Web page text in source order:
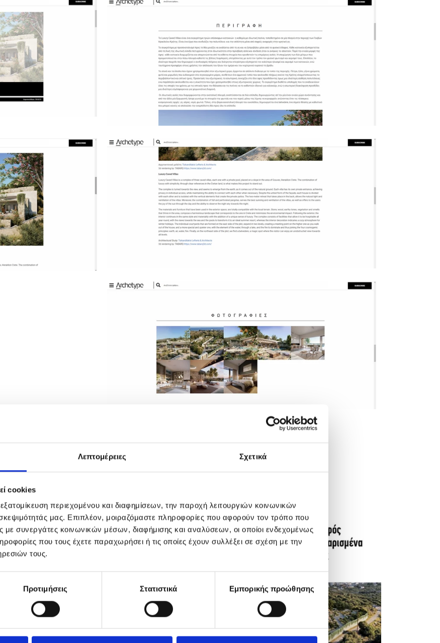
Λεπτομέρειες Σχετικά
cookies
περιεχομένου και διαφημίσεων, την παροχή λειτουργιών κοινωνικών
μας. Επιπλέον, μοιραζόμαστε πληροφορίες που αφορούν τον τρόπο που
με συνεργάτες κοινωνικών μέσων, διαφήμισης και αναλύσεων, οι οποίοι ενδεχομένως
που τους έχετε παραχωρήσει ή τις οποίες έχουν συλλέξει σε σχέση με την
τους.
Προτιμήσεις Στατιστικά Εμπορικής προώθησης